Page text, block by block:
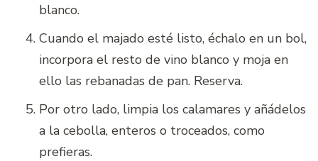
blanco.
Cuando el majado esté listo, échalo en un bol,
incorpora el resto de vino blanco y moja en
ello las rebanadas de pan. Reserva.
Por otro lado, limpia los calamares y añádelos
a la cebolla, enteros o troceados, como
prefieras.